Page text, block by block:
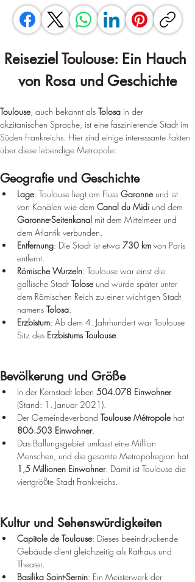
Reiseziel Toulouse: Ein Hauch
von Rosa und Geschichte
Toulouse, auch bekannt als Tolosa in der
okzitanischen Sprache, ist eine faszinierende Stadt im
Süden Frankreichs. Hier sind einige interessante Fakten
über diese lebendige Metropole:
Geografie und Geschichte
Lage: Toulouse liegt am Fluss Garonne und ist
von Kanälen wie dem Canal du Midi und dem
Garonne-Seitenkanal mit dem Mittelmeer und
dem Atlantik verbunden.
Entfernung: Die Stadt ist etwa 730 km von Paris
entfernt.
Römische Wurzeln: Toulouse war einst die
gallische Stadt Tolose und wurde später unter
dem Römischen Reich zu einer wichtigen Stadt
namens Tolosa.
Erzbistum: Ab dem 4. Jahrhundert war Toulouse
Sitz des Erzbistums Toulouse.
Bevölkerung und Größe
In der Kernstadt leben 504.078 Einwohner
(Stand: 1. Januar 2021).
Der Gemeindeverband Toulouse Métropole hat
806.503 Einwohner.
Das Ballungsgebiet umfasst eine Million
Menschen, und die gesamte Metropolregion hat
1,5 Millionen Einwohner. Damit ist Toulouse die
viertgrößte Stadt Frankreichs.
Kultur und Sehenswürdigkeiten
Capitole de Toulouse: Dieses beeindruckende
Gebäude dient gleichzeitig als Rathaus und
Theater.
Basilika Saint-Sernin: Ein Meisterwerk der